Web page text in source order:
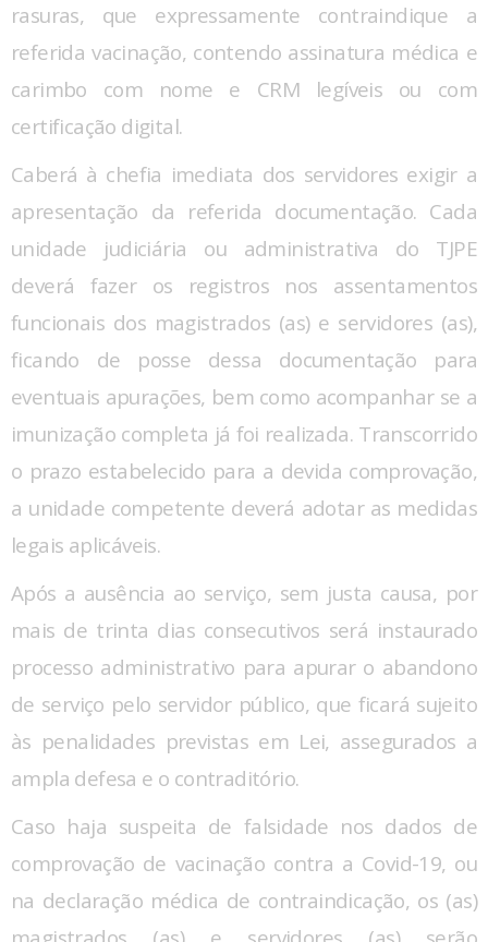
rasuras, que expressamente contraindique a
referida vacinação, contendo assinatura médica e
carimbo com nome e CRM legíveis ou com
certificação digital.
Caberá à chefia imediata dos servidores exigir a
apresentação da referida documentação. Cada
unidade judiciária ou administrativa do TJPE
deverá fazer os registros nos assentamentos
funcionais dos magistrados (as) e servidores (as),
ficando de posse dessa documentação para
eventuais apurações, bem como acompanhar se a
imunização completa já foi realizada. Transcorrido
o prazo estabelecido para a devida comprovação,
a unidade competente deverá adotar as medidas
legais aplicáveis.
Após a ausência ao serviço, sem justa causa, por
mais de trinta dias consecutivos será instaurado
processo administrativo para apurar o abandono
de serviço pelo servidor público, que ficará sujeito
às penalidades previstas em Lei, assegurados a
ampla defesa e o contraditório.
Caso haja suspeita de falsidade nos dados de
comprovação de vacinação contra a Covid-19, ou
na declaração médica de contraindicação, os (as)